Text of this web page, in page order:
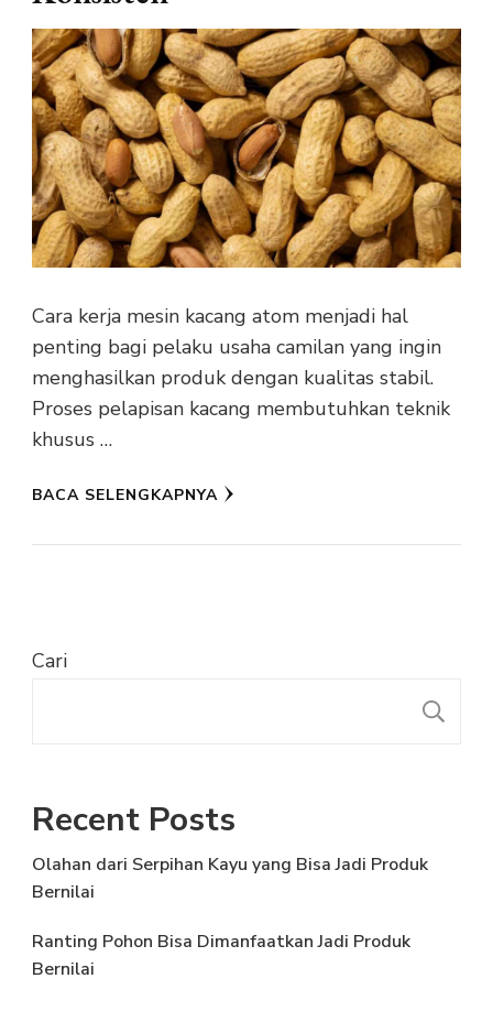
Cara kerja mesin kacang atom menjadi hal
penting bagi pelaku usaha camilan yang ingin
menghasilkan produk dengan kualitas stabil.
Proses pelapisan kacang membutuhkan teknik
khusus …
BACA SELENGKAPNYA
Cari
Recent Posts
Olahan dari Serpihan Kayu yang Bisa Jadi Produk
Bernilai
Ranting Pohon Bisa Dimanfaatkan Jadi Produk
Bernilai